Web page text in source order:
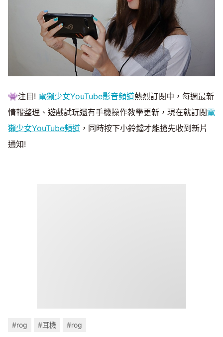
👾注目! 電獺少女YouTube影音頻道熱烈訂閱中，每週最新
情報整理、遊戲試玩還有手機操作教學更新，現在就訂閱電
獺少女YouTube頻道 ，同時按下小鈴鐺才能搶先收到新片
通知!
#rog #耳機 #rog